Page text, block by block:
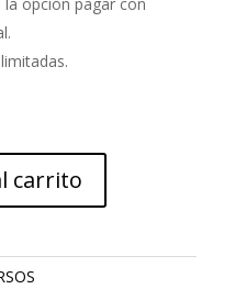
la opción pagar con
carrito